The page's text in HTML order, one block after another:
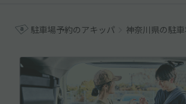
駐車場予約のアキッパ 神奈川県の駐